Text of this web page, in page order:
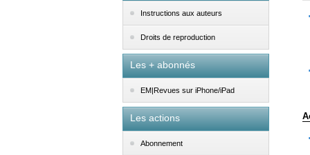
Instructions aux auteurs
Droits de reproduction
Les + abonnés
EM|Revues sur iPhone/iPad
Les actions
Abonnement